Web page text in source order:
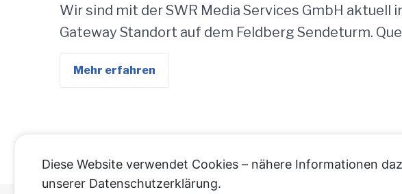
Wir sind mit der SWR Media Services GmbH aktuell
Gateway Standort auf dem Feldberg Sendeturm.
Mehr erfahren
Diese Website verwendet Cookies – nähere Informationen
unserer Datenschutzerklärung.